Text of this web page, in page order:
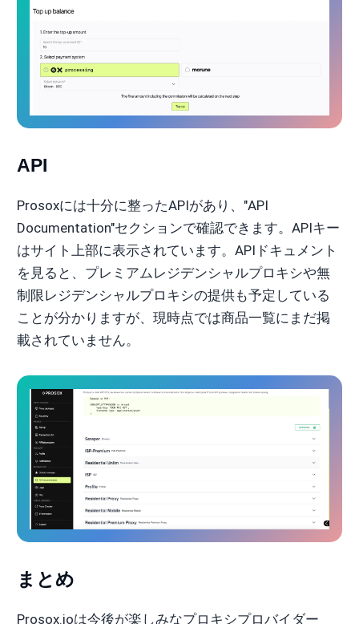
API
Prosoxには十分に整ったAPIがあり、"API
Documentation"セクションで確認できます。APIキー
はサイト上部に表示されています。APIドキュメント
を見ると、プレミアムレジデンシャルプロキシや無
制限レジデンシャルプロキシの提供も予定している
ことが分かりますが、現時点では商品一覧にまだ掲
載されていません。
まとめ
Prosox.ioは今後が楽しみなプロキシプロバイダー